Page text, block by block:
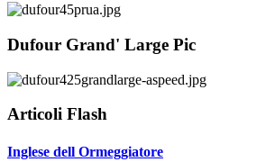
Dufour Grand' Large Pic
Articoli Flash
Inglese dell Ormeggiatore